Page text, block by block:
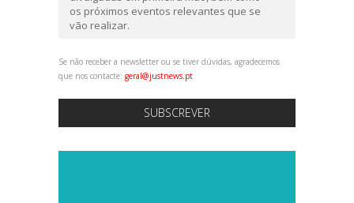
os próximos eventos relevantes que se
vão realizar.
Se não receber a newsletter ou se tiver dúvidas, agradecemos
que nos contacte: geral@justnews.pt
SUBSCREVER